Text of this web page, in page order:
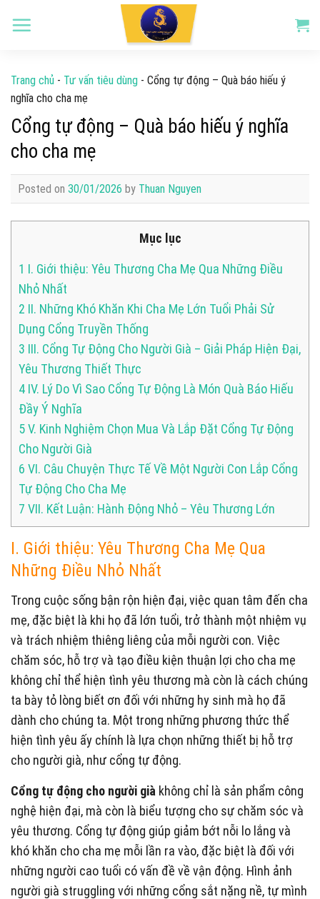
Trang chủ - Tư vấn tiêu dùng - Cổng tự động – Quà báo hiếu ý
nghĩa cho cha mẹ
Cổng tự động – Quà báo hiếu ý nghĩa
cho cha mẹ
Posted on 30/01/2026 by Thuan Nguyen
Mục lục
1 I. Giới thiệu: Yêu Thương Cha Mẹ Qua Những Điều
Nhỏ Nhất
2 II. Những Khó Khăn Khi Cha Mẹ Lớn Tuổi Phải Sử
Dụng Cổng Truyền Thống
3 III. Cổng Tự Động Cho Người Già – Giải Pháp Hiện Đại,
Yêu Thương Thiết Thực
4 IV. Lý Do Vì Sao Cổng Tự Động Là Món Quà Báo Hiếu
Đầy Ý Nghĩa
5V. Kinh Nghiệm Chọn Mua Và Lắp Đặt Cổng Tự Động
Cho Người Già
6 VI. Câu Chuyện Thực Tế Về Một Người Con Lắp Cổng
Tự Động Cho Cha Mẹ
7 VII. Kết Luận: Hành Động Nhỏ – Yêu Thương Lớn
I. Giới thiệu: Yêu Thương Cha Mẹ Qua
Những Điều Nhỏ Nhất
Trong cuộc sống bận rộn hiện đại, việc quan tâm đến cha
mẹ, đặc biệt là khi họ đã lớn tuổi, trở thành một nhiệm vụ
và trách nhiệm thiêng liêng của mỗi người con. Việc
chăm sóc, hỗ trợ và tạo điều kiện thuận lợi cho cha mẹ
không chỉ thể hiện tình yêu thương mà còn là cách chúng
ta bày tỏ lòng biết ơn đối với những hy sinh mà họ đã
dành cho chúng ta. Một trong những phương thức thể
hiện tình yêu ấy chính là lựa chọn những thiết bị hỗ trợ
cho người già, như cổng tự động.
Cổng tự động cho người già không chỉ là sản phẩm công
nghệ hiện đại, mà còn là biểu tượng cho sự chăm sóc và
yêu thương. Cổng tự động giúp giảm bớt nỗi lo lắng và
khó khăn cho cha mẹ mỗi lần ra vào, đặc biệt là đối với
những người cao tuổi có vấn đề về vận động. Hình ảnh
người già struggling với những cổng sắt nặng nề, tự mình